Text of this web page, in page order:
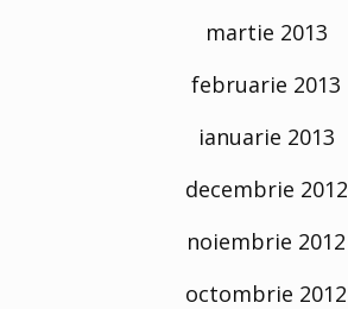
martie 2013
februarie 2013
ianuarie 2013
decembrie 2012
noiembrie 2012
octombrie 2012